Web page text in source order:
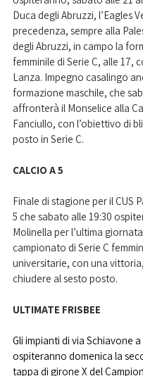
Duca degli Abruzzi, l’Eagles
precedenza, sempre alla
degli Abruzzi, in campo la
femminile di Serie C, alle 17,
Lanza. Impegno casalingo
formazione maschile, che
affronterà il Monselice alla
Fanciullo, con l’obiettivo di
posto in Serie C.
CALCIO A 5
Finale di stagione per il CUS
5 che sabato alle 19:30
Molinella per l’ultima
campionato di Serie C
universitarie, con una
chiudere al sesto posto.
ULTIMATE FRISBEE
Gli impianti di via Schiavone
ospiteranno domenica la
tappa di girone X del